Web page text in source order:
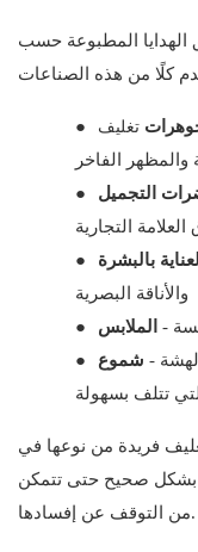
الهدايا المطبوعة حسب
●
والمظهر الفاخر
●
التجميل
التجارية
●
العناية بالبشرة
والأناقة البصرية
●
الملابس
●
شموع - عبوة مصممة خصيصًا للمنتجات الهشة
تتلف بسهولة
فريدة من نوعها في
بشكل صحيح حتى تتمكن
من التوقف عن إفسادها.